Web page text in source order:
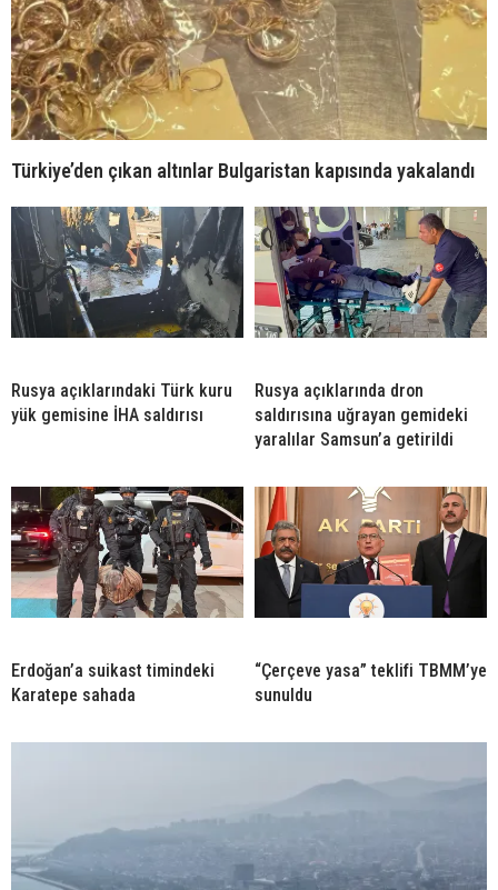
Türkiye’den çıkan altınlar Bulgaristan kapısında yakalandı
Rusya açıklarındaki Türk kuru
yük gemisine İHA saldırısı
Rusya açıklarında dron
saldırısına uğrayan gemideki
yaralılar Samsun’a getirildi
Erdoğan’a suikast timindeki
Karatepe sahada
“Çerçeve yasa” teklifi TBMM’ye
sunuldu